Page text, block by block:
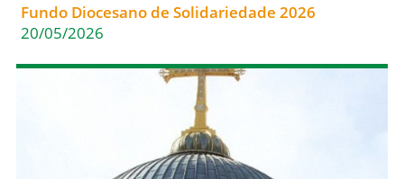
Fundo Diocesano de Solidariedade 2026
20/05/2026